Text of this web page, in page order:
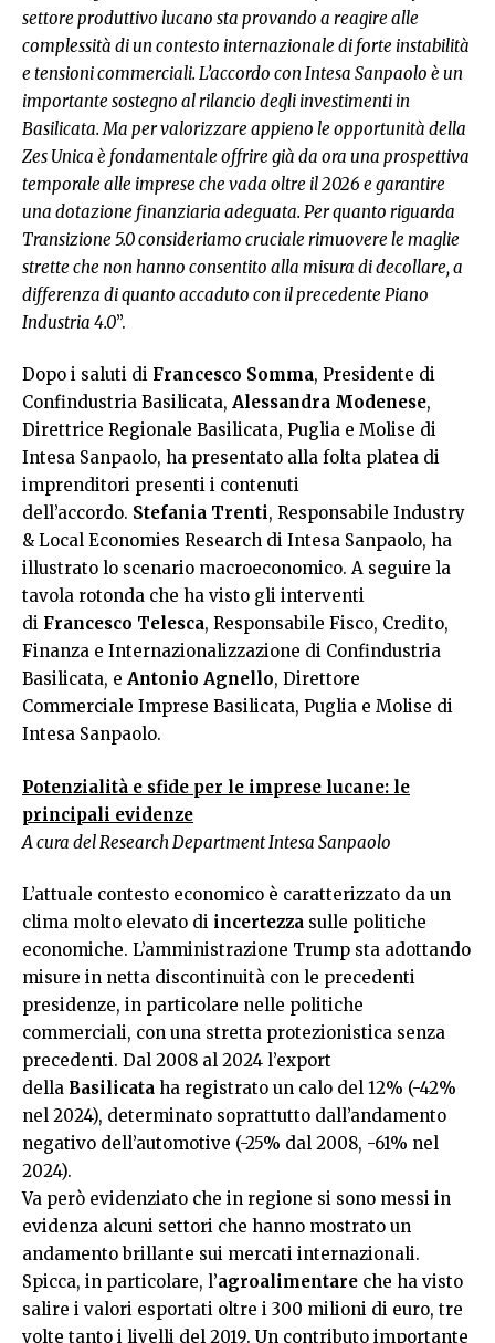
settore produttivo lucano sta provando a reagire alle
complessità di un contesto internazionale di forte instabilità
e tensioni commerciali. L’accordo con Intesa Sanpaolo è un
importante sostegno al rilancio degli investimenti in
Basilicata. Ma per valorizzare appieno le opportunità della
Zes Unica è fondamentale offrire già da ora una prospettiva
temporale alle imprese che vada oltre il 2026 e garantire
una dotazione finanziaria adeguata. Per quanto riguarda
Transizione 5.0 consideriamo cruciale rimuovere le maglie
strette che non hanno consentito alla misura di decollare, a
differenza di quanto accaduto con il precedente Piano
Industria 4.0”.
Dopo i saluti di Francesco Somma, Presidente di
Confindustria Basilicata, Alessandra Modenese,
Direttrice Regionale Basilicata, Puglia e Molise di
Intesa Sanpaolo, ha presentato alla folta platea di
imprenditori presenti i contenuti
dell’accordo. Stefania Trenti, Responsabile Industry
& Local Economies Research di Intesa Sanpaolo, ha
illustrato lo scenario macroeconomico. A seguire la
tavola rotonda che ha visto gli interventi
di Francesco Telesca, Responsabile Fisco, Credito,
Finanza e Internazionalizzazione di Confindustria
Basilicata, e Antonio Agnello, Direttore
Commerciale Imprese Basilicata, Puglia e Molise di
Intesa Sanpaolo.
Potenzialità e sfide per le imprese lucane: le
principali evidenze
A cura del Research Department Intesa Sanpaolo
L’attuale contesto economico è caratterizzato da un
clima molto elevato di incertezza sulle politiche
economiche. L’amministrazione Trump sta adottando
misure in netta discontinuità con le precedenti
presidenze, in particolare nelle politiche
commerciali, con una stretta protezionistica senza
precedenti. Dal 2008 al 2024 l’export
della Basilicata ha registrato un calo del 12% (-42%
nel 2024), determinato soprattutto dall’andamento
negativo dell’automotive (-25% dal 2008, -61% nel
2024).
Va però evidenziato che in regione si sono messi in
evidenza alcuni settori che hanno mostrato un
andamento brillante sui mercati internazionali.
Spicca, in particolare, l’agroalimentare che ha visto
salire i valori esportati oltre i 300 milioni di euro, tre
volte tanto i livelli del 2019. Un contributo importante